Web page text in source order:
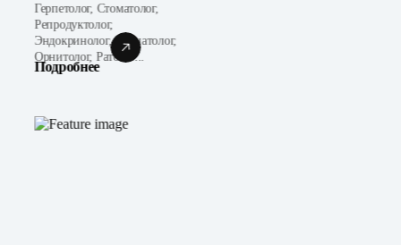
Герпетолог, Стоматолог,
Репродуктолог,
Эндокринолог, Неонатолог,
Орнитолог, Ратолог...
Подробнее